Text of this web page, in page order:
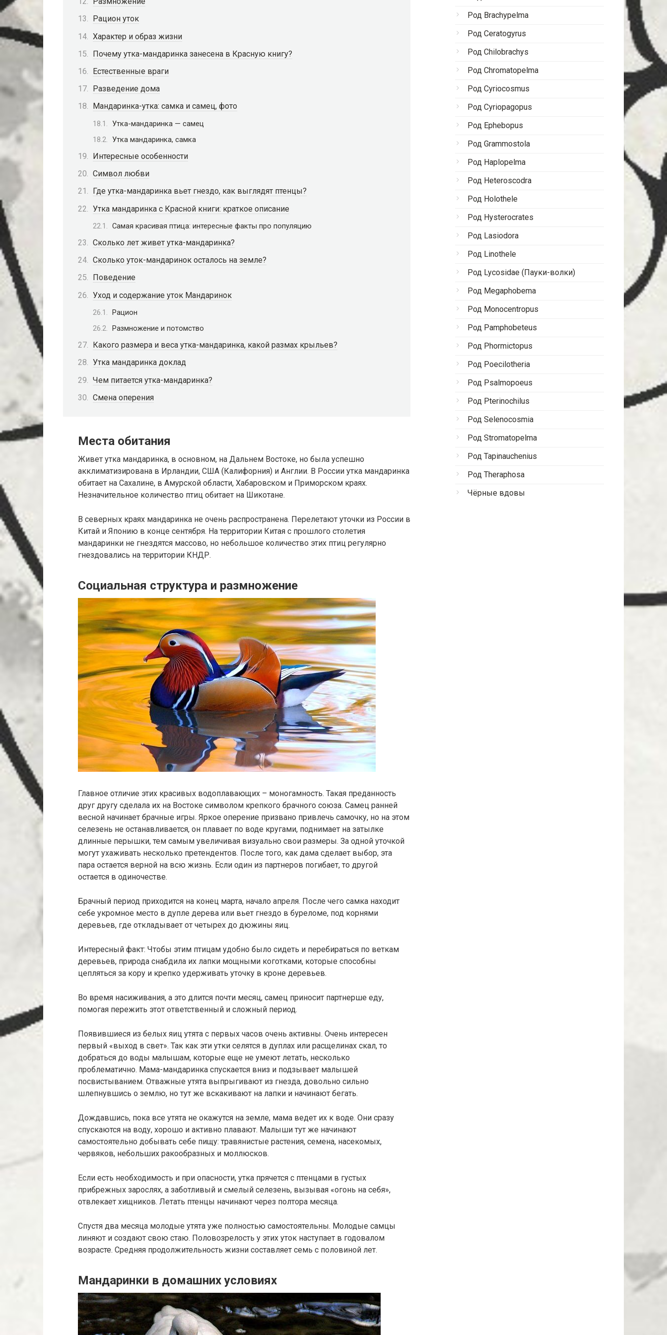
Рацион уток
Характер и образ жизни
Почему утка-мандаринка занесена в Красную книгу?
Естественные враги
Разведение дома
Мандаринка-утка: самка и самец, фото
Утка-мандаринка — самец
Утка мандаринка, самка
Интересные особенности
Символ любви
Где утка-мандаринка вьет гнездо, как выглядят птенцы?
Утка мандаринка с Красной книги: краткое описание
Самая красивая птица: интересные факты про популяцию
Сколько лет живет утка-мандаринка?
Сколько уток-мандаринок осталось на земле?
Поведение
Уход и содержание уток Мандаринок
Рацион
Размножение и потомство
Какого размера и веса утка-мандаринка, какой размах крыльев?
Утка мандаринка доклад
Чем питается утка-мандаринка?
Смена оперения
Места обитания
Живет утка мандаринка, в основном, на Дальнем Востоке, но была успешно
акклиматизирована в Ирландии, США (Калифорния) и Англии. В России утка мандаринка
обитает на Сахалине, в Амурской области, Хабаровском и Приморском краях.
Незначительное количество птиц обитает на Шикотане.
В северных краях мандаринка не очень распространена. Перелетают уточки из России в
Китай и Японию в конце сентября. На территории Китая с прошлого столетия
мандаринки не гнездятся массово, но небольшое количество этих птиц регулярно
гнездовались на территории КНДР.
Социальная структура и размножение
Главное отличие этих красивых водоплавающих – моногамность. Такая преданность
друг другу сделала их на Востоке символом крепкого брачного союза. Самец ранней
весной начинает брачные игры. Яркое оперение призвано привлечь самочку, но на этом
селезень не останавливается, он плавает по воде кругами, поднимает на затылке
длинные перышки, тем самым увеличивая визуально свои размеры. За одной уточкой
могут ухаживать несколько претендентов. После того, как дама сделает выбор, эта
пара остается верной на всю жизнь. Если один из партнеров погибает, то другой
остается в одиночестве.
Брачный период приходится на конец марта, начало апреля. После чего самка находит
себе укромное место в дупле дерева или вьет гнездо в буреломе, под корнями
деревьев, где откладывает от четырех до дюжины яиц.
Интересный факт: Чтобы этим птицам удобно было сидеть и перебираться по веткам
деревьев, природа снабдила их лапки мощными коготками, которые способны
цепляться за кору и крепко удерживать уточку в кроне деревьев.
Во время насиживания, а это длится почти месяц, самец приносит партнерше еду,
помогая пережить этот ответственный и сложный период.
Появившиеся из белых яиц утята с первых часов очень активны. Очень интересен
первый «выход в свет». Так как эти утки селятся в дуплах или расщелинах скал, то
добраться до воды малышам, которые еще не умеют летать, несколько
проблематично. Мама-мандаринка спускается вниз и подзывает малышей
посвистыванием. Отважные утята выпрыгивают из гнезда, довольно сильно
шлепнувшись о землю, но тут же вскакивают на лапки и начинают бегать.
Дождавшись, пока все утята не окажутся на земле, мама ведет их к воде. Они сразу
спускаются на воду, хорошо и активно плавают. Малыши тут же начинают
самостоятельно добывать себе пищу: травянистые растения, семена, насекомых,
червяков, небольших ракообразных и моллюсков.
Если есть необходимость и при опасности, утка прячется с птенцами в густых
прибрежных зарослях, а заботливый и смелый селезень, вызывая «огонь на себя»,
отвлекает хищников. Летать птенцы начинают через полтора месяца.
Спустя два месяца молодые утята уже полностью самостоятельны. Молодые самцы
линяют и создают свою стаю. Половозрелость у этих уток наступает в годовалом
возрасте. Средняя продолжительность жизни составляет семь с половиной лет.
Мандаринки в домашних условиях
Род Brachypelma
Род Ceratogyrus
Род Chilobrachys
Род Chromatopelma
Род Cyriocosmus
Род Cyriopagopus
Род Ephebopus
Род Grammostola
Род Haplopelma
Род Heteroscodra
Род Holothele
Род Hysterocrates
Род Lasiodora
Род Linothele
Род Lycosidae (Пауки-волки)
Род Megaphobema
Род Monocentropus
Род Pamphobeteus
Род Phormictopus
Род Poecilotheria
Род Psalmopoeus
Род Pterinochilus
Род Selenocosmia
Род Stromatopelma
Род Tapinauchenius
Род Theraphosa
Чёрные вдовы